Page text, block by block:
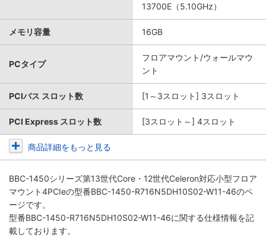
13700E（5.10GHz）
メモリ容量 16GB
PCタイプ
フロアマウント/ウォールマウ
ント
PCIバス スロット数 [1～3スロット] 3スロット
PCI Express スロット数 [3スロット～] 4スロット
商品詳細をもっと見る
BBC-1450シリーズ第13世代Core・12世代Celeron対応小型フロア
マウント4PCIeの型番BBC-1450-R716N5DH10S02-W11-46のペ
ージです。
型番BBC-1450-R716N5DH10S02-W11-46に関する仕様情報を記
載しております。